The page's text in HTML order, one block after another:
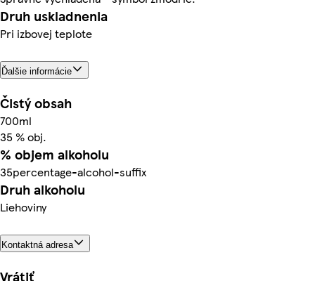
Druh uskladnenia
Pri izbovej teplote
Ďalšie informácie
Čistý obsah
700ml
35 % obj.
% objem alkoholu
35percentage-alcohol-suffix
Druh alkoholu
Liehoviny
Kontaktná adresa
Vrátiť